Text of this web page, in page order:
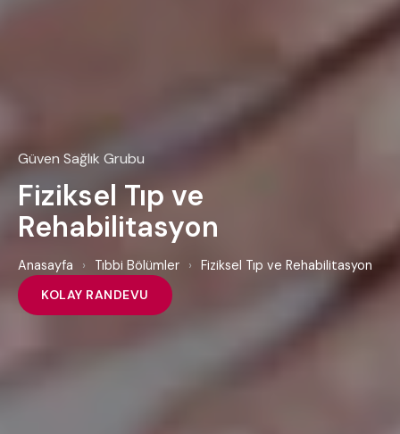
Güven Sağlık Grubu
Fiziksel Tıp ve
Rehabilitasyon
Anasayfa › Tıbbi Bölümler ›
Fiziksel Tıp ve Rehabilitasyon
KOLAY RANDEVU